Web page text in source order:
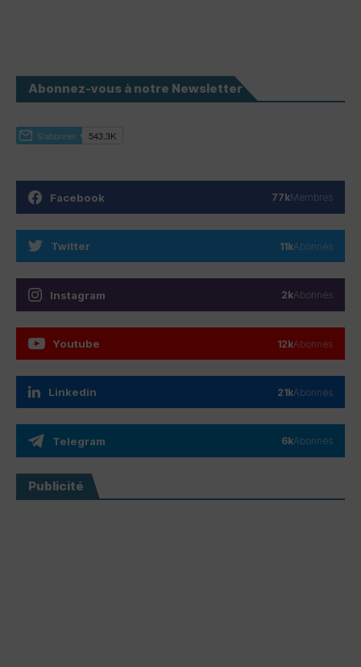
Abonnez-vous à notre Newsletter
Facebook 77kMembres
Twitter 11kAbonnés
Instagram 2kAbonnés
Youtube 12kAbonnés
Linkedin 21kAbonnés
Telegram 6kAbonnés
Publicité